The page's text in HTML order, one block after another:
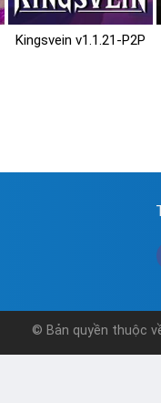
Kingsvein v1.1.21-P2P
© Bản quyền thuộc